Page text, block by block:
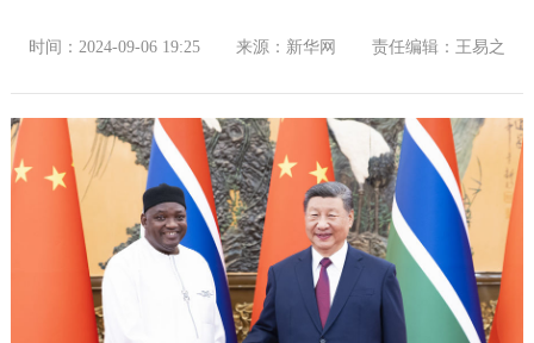
时间：2024-09-06 19:25 来源：新华网 责任编辑：王易之